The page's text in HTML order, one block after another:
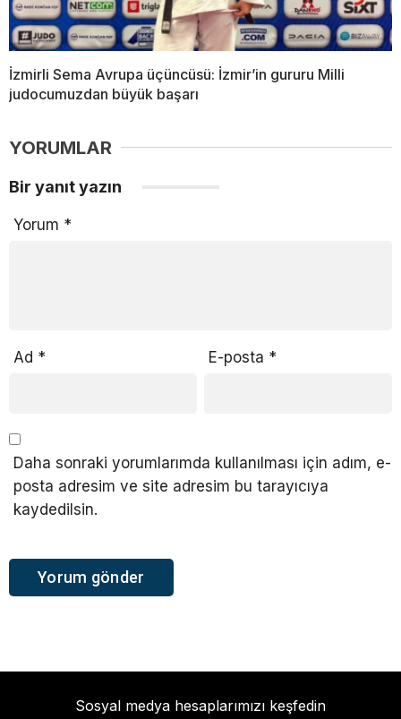
İzmirli Sema Avrupa üçüncüsü: İzmir’in gururu Milli
judocumuzdan büyük başarı
YORUMLAR
Bir yanıt yazın
Yorum *
Ad * E-posta *
Daha sonraki yorumlarımda kullanılması için adım, e-
posta adresim ve site adresim bu tarayıcıya
kaydedilsin.
Sosyal medya hesaplarımızı keşfedin